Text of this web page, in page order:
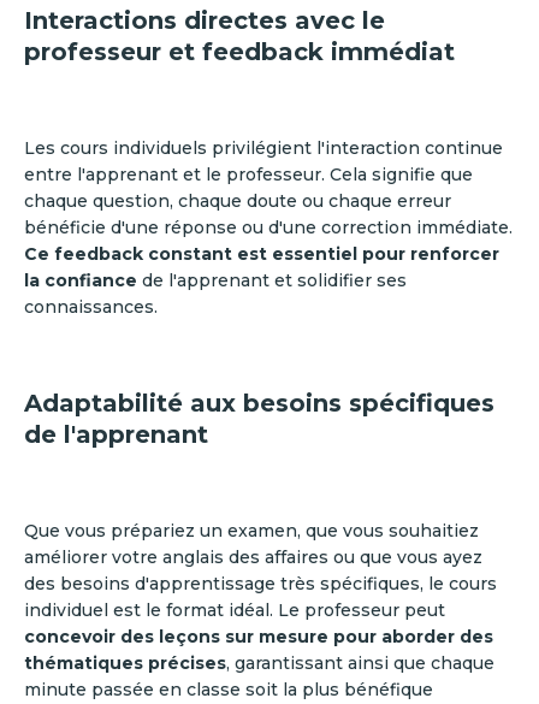
Interactions directes avec le
professeur et feedback immédiat
Les cours individuels privilégient l'interaction continue
entre l'apprenant et le professeur. Cela signifie que
chaque question, chaque doute ou chaque erreur
bénéficie d'une réponse ou d'une correction immédiate.
Ce feedback constant est essentiel pour renforcer
la confiance de l'apprenant et solidifier ses
connaissances.
Adaptabilité aux besoins spécifiques
de l'apprenant
Que vous prépariez un examen, que vous souhaitiez
améliorer votre anglais des affaires ou que vous ayez
des besoins d'apprentissage très spécifiques, le cours
individuel est le format idéal. Le professeur peut
concevoir des leçons sur mesure pour aborder des
thématiques précises, garantissant ainsi que chaque
minute passée en classe soit la plus bénéfique